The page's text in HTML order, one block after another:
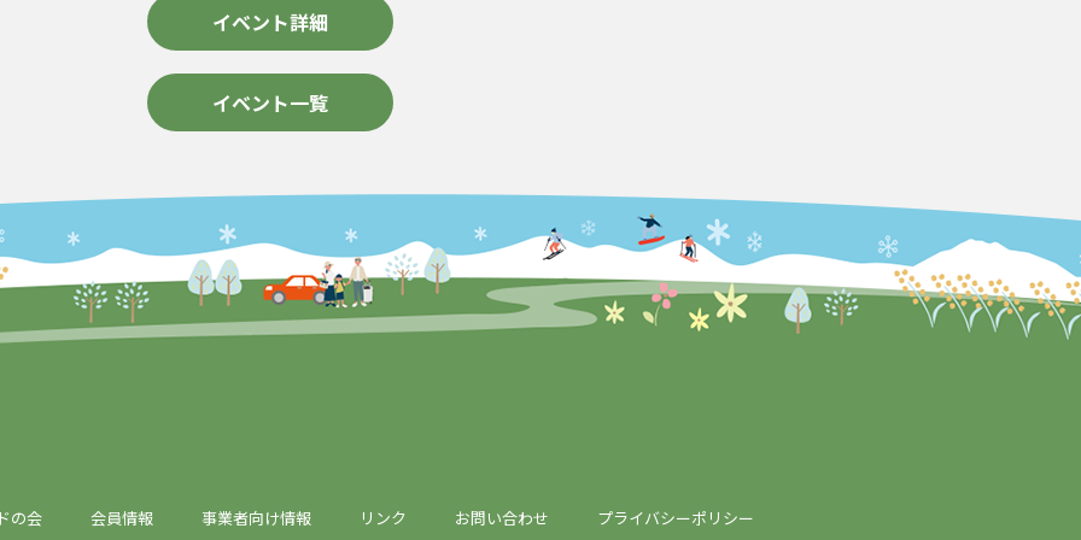
イベント詳細
イベント一覧
の会 会員情報 事業者向け情報 リンク お問い合わせ プライバシーポリシー